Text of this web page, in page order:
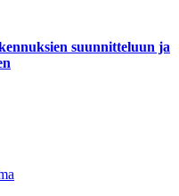
suunnitteluun ja